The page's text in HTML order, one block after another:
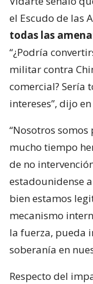
el Escudo de las
todas las
“¿Podría
militar contra
comercial? Sería
intereses”, dijo
“Nosotros
mucho tiempo
de no
estadounidense
bien estamos
mecanismo
la fuerza, pueda
soberanía en
Respecto del